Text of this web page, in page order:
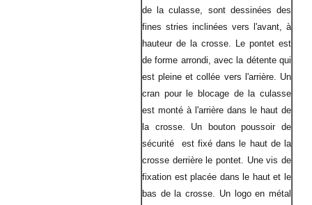
de la culasse, sont dessinées des
fines stries inclinées vers l'avant, à
hauteur de la crosse. Le pontet est
de forme arrondi, avec la détente qui
est pleine et collée vers l'arrière. Un
cran pour le blocage de la culasse
est monté à l'arrière dans le haut de
la crosse. Un bouton poussoir de
sécurité est fixé dans le haut de la
crosse derrière le pontet. Une vis de
fixation est placée dans le haut et le
bas de la crosse. Un logo en métal